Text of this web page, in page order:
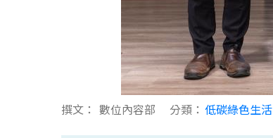
撰文： 數位內容部 分類： 低碳綠色生活